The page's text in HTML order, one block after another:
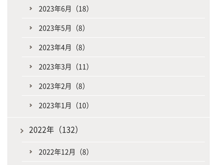
2023年6月（18）
2023年5月（8）
2023年4月（8）
2023年3月（11）
2023年2月（8）
2023年1月（10）
2022年（132）
2022年12月（8）